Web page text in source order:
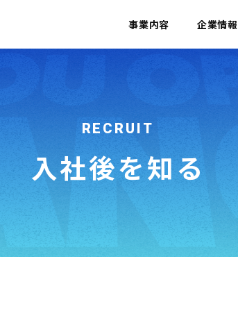
事業内容 企業情報
RECRUIT
入社後を知る